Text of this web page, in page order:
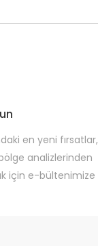
en yeni fırsatlar,
analizlerinden
için e-bültenimize